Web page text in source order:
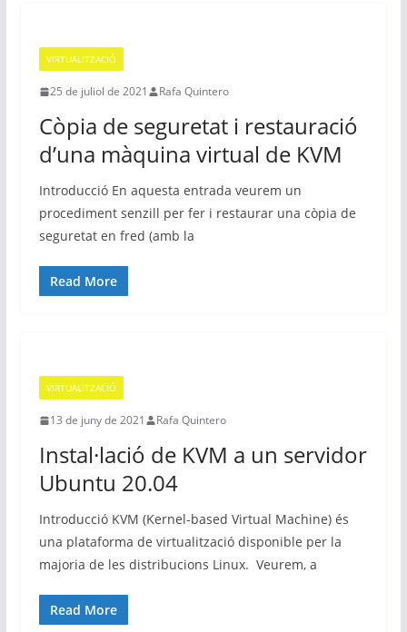
VIRTUALITZACIÓ
25 de juliol de 2021 Rafa Quintero
Còpia de seguretat i restauració
d’una màquina virtual de KVM
Introducció En aquesta entrada veurem un
procediment senzill per fer i restaurar una còpia de
seguretat en fred (amb la
Read More
VIRTUALITZACIÓ
13 de juny de 2021 Rafa Quintero
Instal·lació de KVM a un servidor
Ubuntu 20.04
Introducció KVM (Kernel-based Virtual Machine) és
una plataforma de virtualització disponible per la
majoria de les distribucions Linux. Veurem, a
Read More